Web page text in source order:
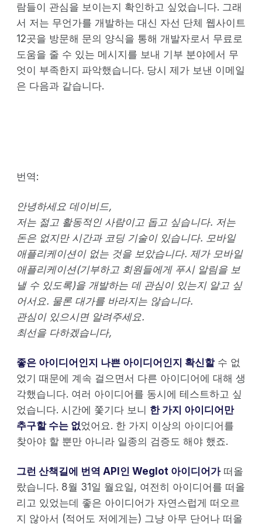
람들이 관심을 보이는지 확인하고 싶었습니다. 그래
서 저는 무언가를 개발하는 대신 자선 단체 웹사이트
12곳을 방문해 문의 양식을 통해 개발자로서 무료로
도움을 줄 수 있는 메시지를 보내 기부 분야에서 무
엇이 부족한지 파악했습니다. 당시 제가 보낸 이메일
은 다음과 같습니다.
번역:
안녕하세요 데이비드,
저는 젊고 활동적인 사람이고 돕고 싶습니다. 저는
돈은 없지만 시간과 코딩 기술이 있습니다. 모바일
애플리케이션이 없는 것을 보았습니다. 제가 모바일
애플리케이션(기부하고 회원들에게 푸시 알림을 보
낼 수 있도록)을 개발하는 데 관심이 있는지 알고 싶
어서요. 물론 대가를 바라지는 않습니다.
관심이 있으시면 알려주세요.
최선을 다하겠습니다,
좋은 아이디어인지 나쁜 아이디어인지 확신할수 없
었기 때문에 계속 걸으면서 다른 아이디어에 대해 생
각했습니다. 여러 아이디어를 동시에 테스트하고 싶
었습니다. 시간에 쫓기다 보니 한 가지 아이디어만
추구할 수는 없었어요. 한 가지 이상의 아이디어를
찾아야 할 뿐만 아니라 일종의 검증도 해야 했죠.
그런 산책길에 번역 API인 Weglot 아이디어가떠올
랐습니다. 8월 31일 월요일, 여전히 아이디어를 떠올
리고 있었는데 좋은 아이디어가 자연스럽게 떠오르
지 않아서 (적어도 저에게는) 그냥 아무 단어나 떠올